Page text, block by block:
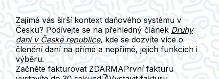
Zajímá vás širší kontext daňového systému v
Česku? Podívejte se na přehledný článek Druhy
daní v České republice, kde se dozvíte více o
členění daní na přímé a nepřímé, jejich funkcích i
výběru.
Začněte fakturovat ZDARMAPrvní fakturu